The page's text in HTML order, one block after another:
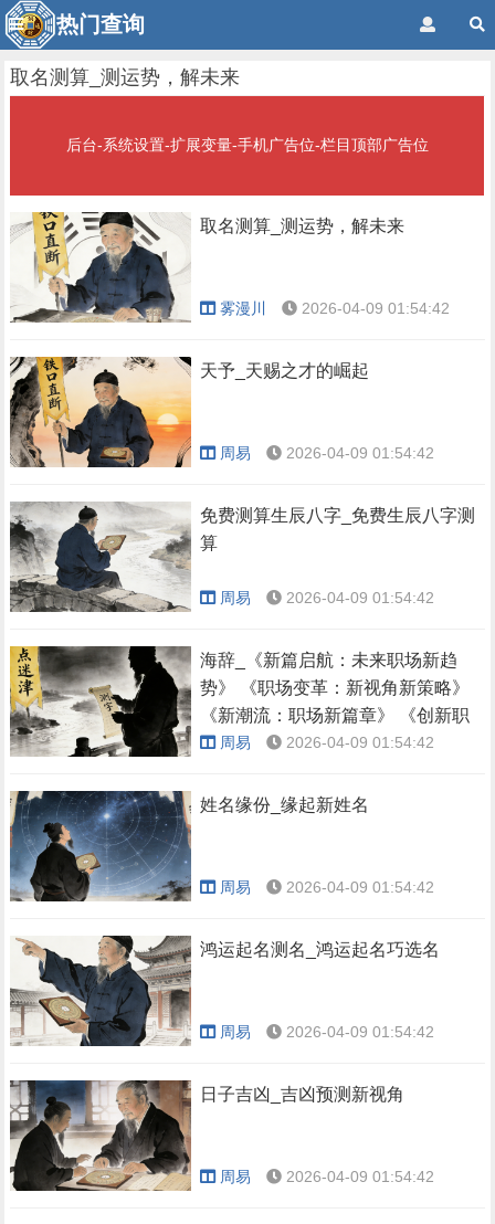
热门查询
取名测算_测运势，解未来
后台-系统设置-扩展变量-手机广告位-栏目顶部广告位
取名测算_测运势，解未来
雾漫川 2026-04-09 01:54:42
天予_天赐之才的崛起
周易 2026-04-09 01:54:42
免费测算生辰八字_免费生辰八字测
算
周易 2026-04-09 01:54:42
海辞_《新篇启航：未来职场新趋
势》 《职场变革：新视角新策略》
《新潮流：职场新篇章》 《创新职
场：未来已来》 《职场新航向：变
周易 2026-04-09 01:54:42
姓名缘份_缘起新姓名
周易 2026-04-09 01:54:42
鸿运起名测名_鸿运起名巧选名
周易 2026-04-09 01:54:42
日子吉凶_吉凶预测新视角
周易 2026-04-09 01:54:42